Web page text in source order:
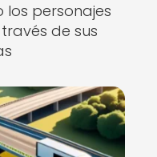
personajes
de sus